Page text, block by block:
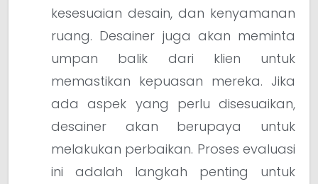
kesesuaian desain, dan kenyamanan
ruang. Desainer juga akan meminta
umpan balik dari klien untuk
memastikan kepuasan mereka. Jika
ada aspek yang perlu disesuaikan,
desainer akan berupaya untuk
melakukan perbaikan. Proses evaluasi
ini adalah langkah penting untuk